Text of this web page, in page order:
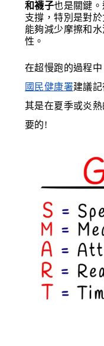
和襪子也是關鍵
支撐，特別是對
能夠減少摩擦和
性。
在超慢跑的過程中
國民健康署建議
其是在夏季或炎
要的!